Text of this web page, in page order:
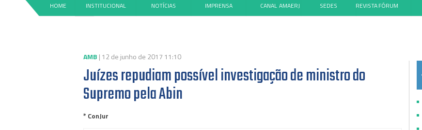
HOME INSTITUCIONAL NOTÍCIAS IMPRENSA CANAL AMAERJ SEDES REVISTAFÓRUM
AMB | 12 de junho de 2017 11:10
Juízes repudiam possível investigação de ministro do
Supremo pela Abin
* ConJur